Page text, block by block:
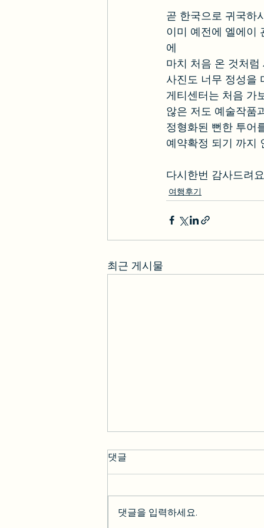
곧 한국으로 귀국하
이미 예전에 엘에이
에
마치 처음 온 것처
사진도 너무 정성을
게티센터는 처음 가
않은 저도 예술작품
정형화된 뻔한 투어
예약확정 되기 까지
다시한번 감사드려
여행후기
최근 게시물
댓글
댓글을 입력하세요.